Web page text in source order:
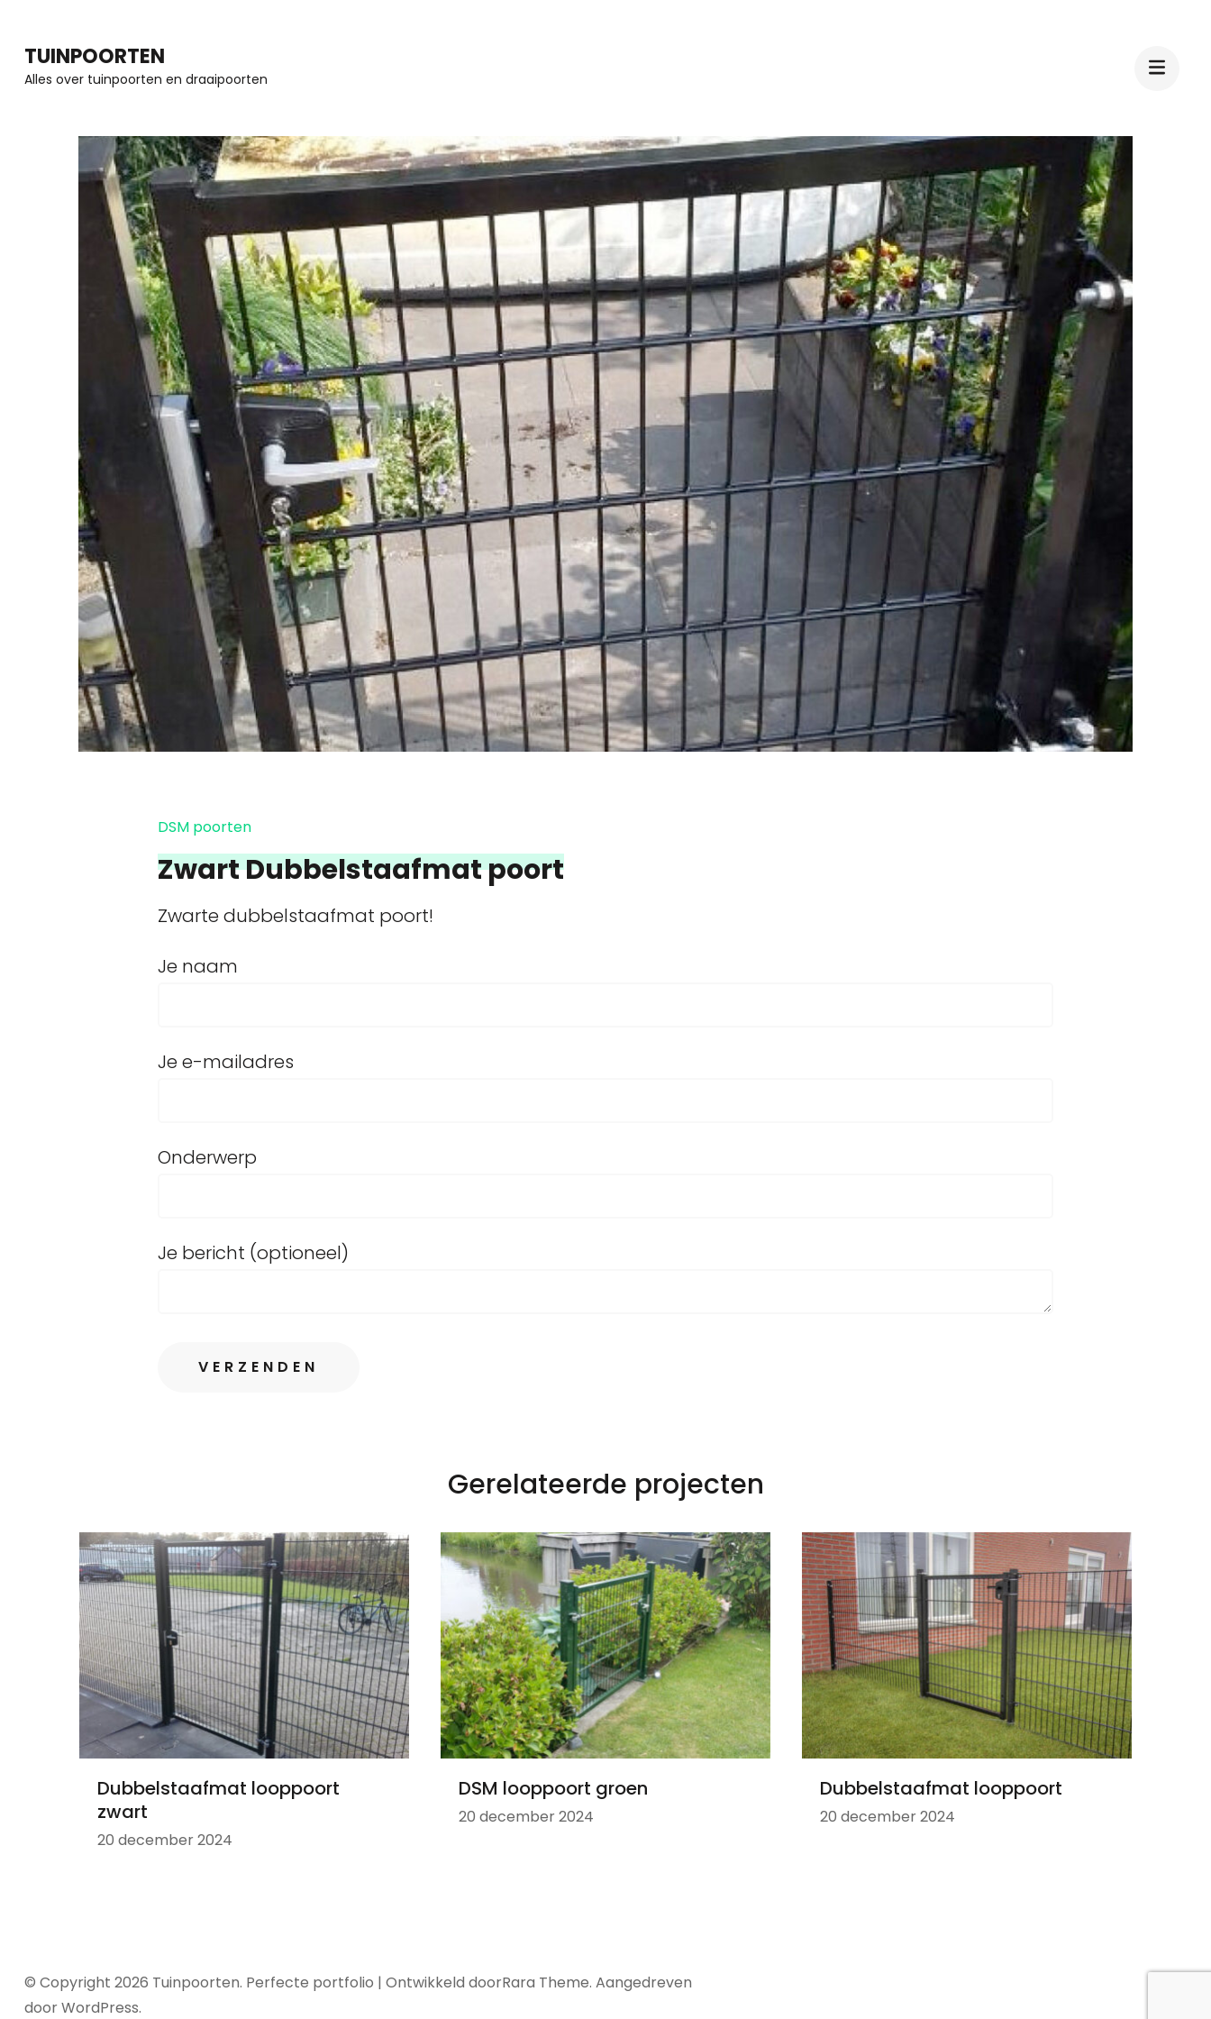
naar
inhoud
TUINPOORTEN
Alles over tuinpoorten en draaipoorten
DSM poorten
Zwart Dubbelstaafmat poort
Zwarte dubbelstaafmat poort!
Je naam
Je e-mailadres
Onderwerp
Je bericht (optioneel)
Gerelateerde projecten
Dubbelstaafmat looppoort
zwart
20 december 2024
DSM looppoort groen
20 december 2024
Dubbelstaafmat looppoort
20 december 2024
© Copyright 2026 Tuinpoorten. Perfecte portfolio | Ontwikkeld doorRara Theme. Aangedreven
doorWordPress.